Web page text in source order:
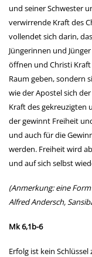
und seiner Schwester
verwirrende Kraft des
vollendet sich darin,
Jüngerinnen und
öffnen und Christi
Raum geben, sondern
wie der Apostel sich
Kraft des gekreuzigten
der gewinnt Freiheit
und auch für die
werden. Freiheit wird
und auf sich selbst
(Anmerkung: eine
Alfred Andersch,
Mk 6,1b-6
Erfolg ist kein